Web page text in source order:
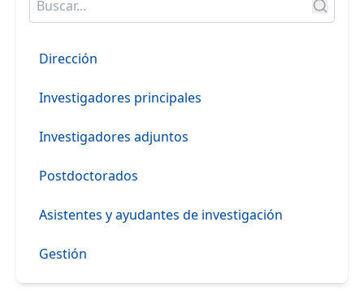
Dirección
Investigadores principales
Investigadores adjuntos
Postdoctorados
Asistentes y ayudantes de investigación
Gestión